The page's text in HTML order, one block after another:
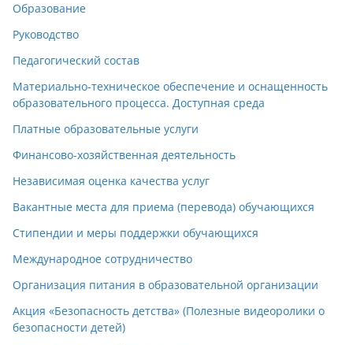
Образование
Руководство
Педагогический состав
Материально-техническое обеспечение и оснащенность
образовательного процесса. Доступная среда
Платные образовательные услуги
Финансово-хозяйственная деятельность
Независимая оценка качества услуг
Вакантные места для приема (перевода) обучающихся
Стипендии и меры поддержки обучающихся
Международное сотрудничество
Организация питания в образовательной организации
Акция «Безопасность детства» (Полезные видеоролики о
безопасности детей)